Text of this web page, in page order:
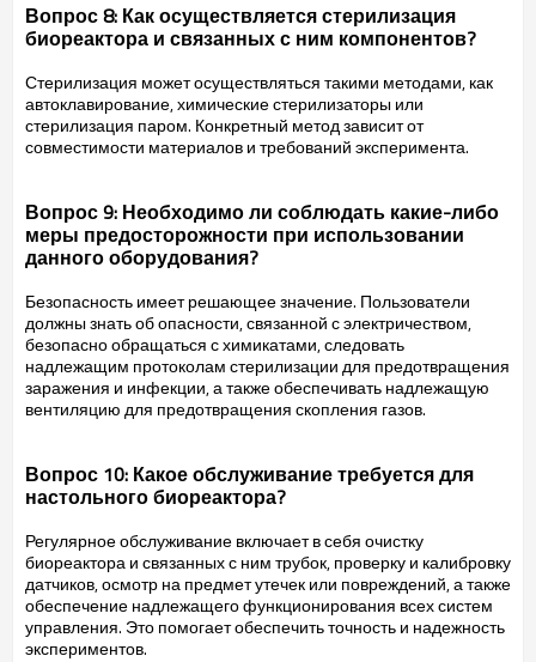
Вопрос 8: Как осуществляется стерилизация
биореактора и связанных с ним компонентов?
Стерилизация может осуществляться такими методами, как
автоклавирование, химические стерилизаторы или
стерилизация паром. Конкретный метод зависит от
совместимости материалов и требований эксперимента.
Вопрос 9: Необходимо ли соблюдать какие-либо
меры предосторожности при использовании
данного оборудования?
Безопасность имеет решающее значение. Пользователи
должны знать об опасности, связанной с электричеством,
безопасно обращаться с химикатами, следовать
надлежащим протоколам стерилизации для предотвращения
заражения и инфекции, а также обеспечивать надлежащую
вентиляцию для предотвращения скопления газов.
Вопрос 10: Какое обслуживание требуется для
настольного биореактора?
Регулярное обслуживание включает в себя очистку
биореактора и связанных с ним трубок, проверку и калибровку
датчиков, осмотр на предмет утечек или повреждений, а также
обеспечение надлежащего функционирования всех систем
управления. Это помогает обеспечить точность и надежность
экспериментов.